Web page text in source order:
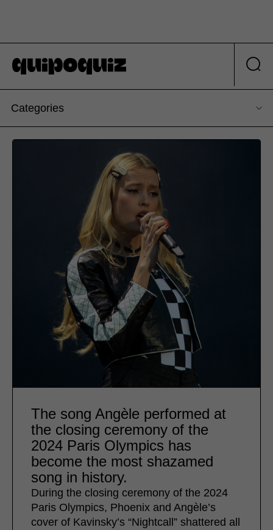
Categories
The song Angèle performed at
the closing ceremony of the
2024 Paris Olympics has
become the most shazamed
song in history.
During the closing ceremony of the 2024
Paris Olympics, Phoenix and Angèle’s
cover of Kavinsky’s “Nightcall” shattered all